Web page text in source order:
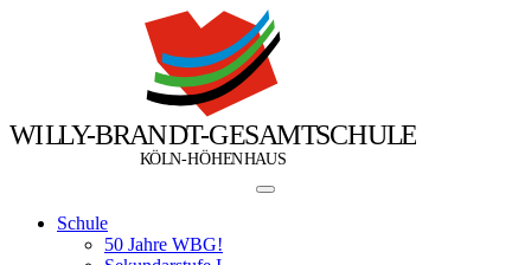
WILLY-BRANDT-GESAMTSCHULE
KÖLN-HÖHENHAUS
Schule
50 Jahre WBG!